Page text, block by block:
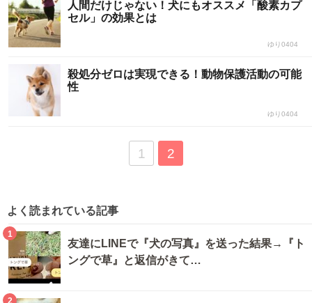
人間だけじゃない！犬にもオススメ「酸素カプ
セル」の効果とは
ゆり0404
殺処分ゼロは実現できる！動物保護活動の可能
性
ゆり0404
1 2
よく読まれている記事
1
友達にLINEで『犬の写真』を送った結果→『ト
ングで草』と返信がきて…
2